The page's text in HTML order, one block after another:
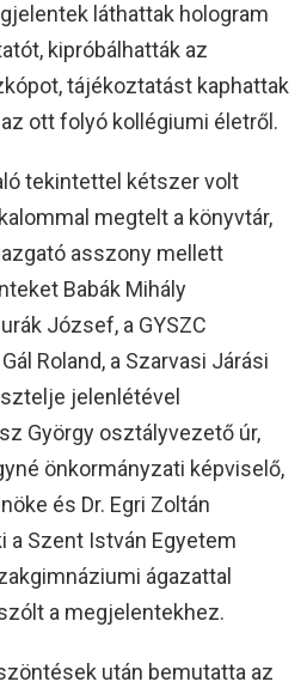
láthattak hologram
kipróbálhatták az
tájékoztatást kaphattak
ott folyó kollégiumi életről.
tekintettel kétszer volt
megtelt a könyvtár,
asszony mellett
Babák Mihály
József, a GYSZC
Roland, a Szarvasi Járási
jelenlétével
György osztályvezető úr,
önkormányzati képviselő,
és Dr. Egri Zoltán
a Szent István Egyetem
ágazattal
a megjelentekhez.
után bemutatta az